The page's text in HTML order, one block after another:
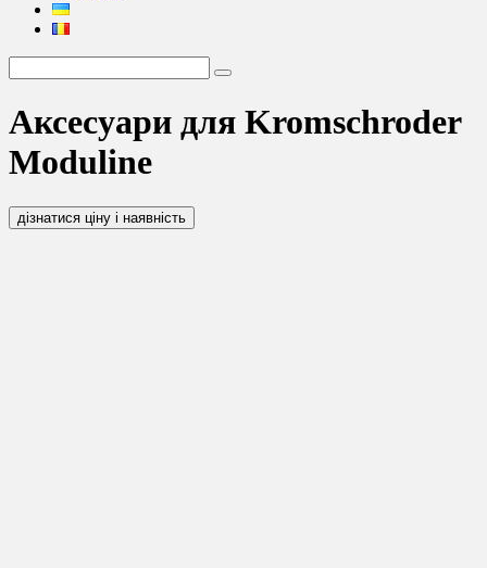
Аксесуари для Kromschroder
Moduline
дізнатися ціну і наявність